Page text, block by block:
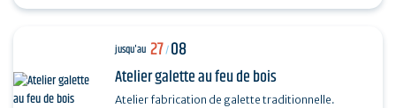
jusqu'au 27/08
Atelier galette au feu de bois
Atelier fabrication de galette traditionnelle.